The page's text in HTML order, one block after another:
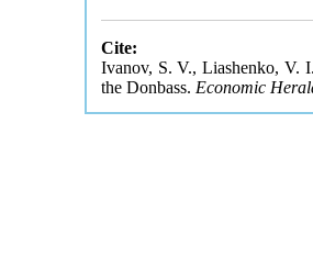
Cite:
Ivanov, S. V., Liashenko, V.
the Donbass. Economic